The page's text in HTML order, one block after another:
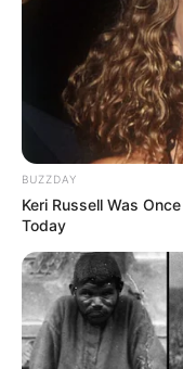
BUZZDAY
Keri Russell Was
Today